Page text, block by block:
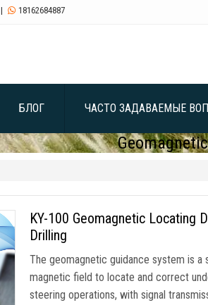
|  18162684887
БЛОГ ЧАСТО ЗАДАВАЕМЫЕ
KY-100 Geomagnetic Locating
Drilling
The geomagnetic guidance system is
magnetic field to locate and correct
steering operations,with signal